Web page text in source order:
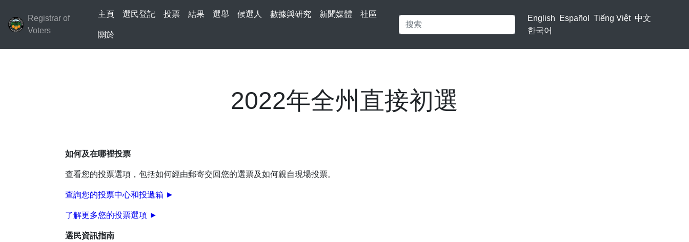
Registrar of
Voters
主頁 選民登記 投票 結果 選舉 候選人 數據與研究 新聞媒體 社區
關於
English Español Tiếng Việt 中文
한국어
2022年全州直接初選
如何及在哪裡投票
查看您的投票選項，包括如何經由郵寄交回您的選票及如何親自現場投票。
查詢您的投票中心和投遞箱 ►
了解更多您的投票選項 ►
選民資訊指南